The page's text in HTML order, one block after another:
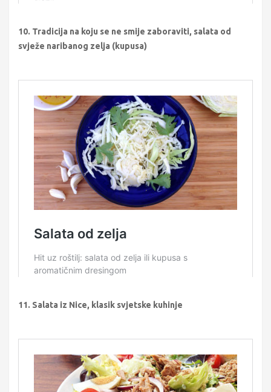
10. Tradicija na koju se ne smije zaboraviti, salata od
svježe naribanog zelja (kupusa)
11. Salata iz Nice, klasik svjetske kuhinje